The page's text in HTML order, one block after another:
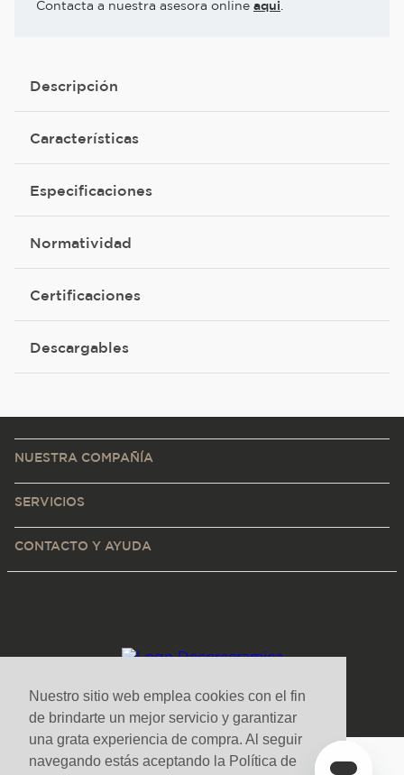
Nuestro sitio web emplea cookies con el fin
de brindarte un mejor servicio y garantizar
una grata experiencia de compra. Al seguir
navegando estás aceptando la Política de
Contacta a nuestra asesora online aqui
Descripción
Características
Especificaciones
Normatividad
Certificaciones
Descargables
NUESTRA COMPAÑÍA
SERVICIOS
CONTACTO Y AYUDA